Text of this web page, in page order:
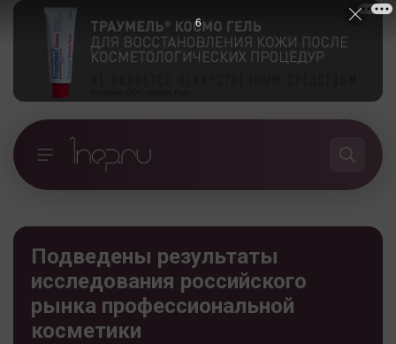
Подведены результаты
исследования российского
рынка профессиональной
косметики
5